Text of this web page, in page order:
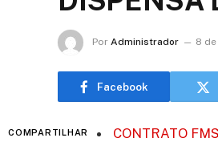
Por Administrador 8
Facebook
COMPARTILHAR
CONTRATO